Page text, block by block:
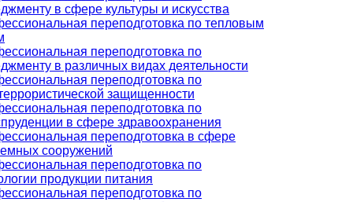
в сфере культуры и искусства
переподготовка по тепловым
переподготовка по
в различных видах деятельности
переподготовка по
защищенности
переподготовка по
в сфере здравоохранения
переподготовка в сфере
сооружений
переподготовка по
продукции питания
переподготовка по